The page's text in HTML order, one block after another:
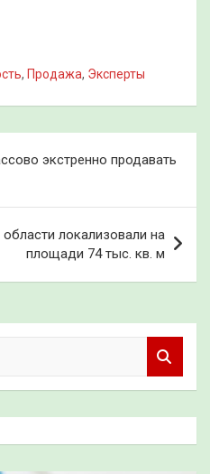
, Продажа, Эксперты
экстренно продавать
локализовали на
площади 74 тыс. кв. м